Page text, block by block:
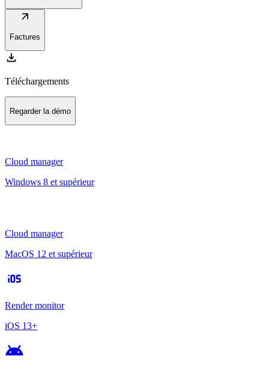
arrow_outward
Factures
download
Téléchargements
Regarder la démo
Cloud manager
Windows 8 et supérieur
Cloud manager
MacOS 12 et supérieur
ios
Render monitor
iOS 13+
android